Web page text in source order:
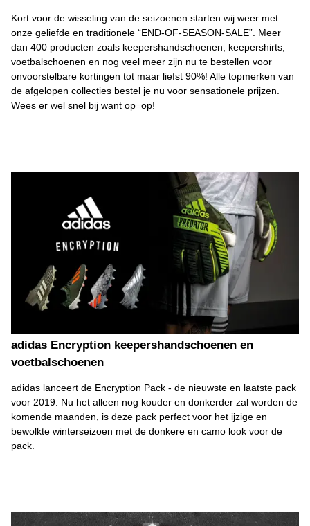
Kort voor de wisseling van de seizoenen starten wij weer met
onze geliefde en traditionele “END-OF-SEASON-SALE”. Meer
dan 400 producten zoals keepershandschoenen, keepershirts,
voetbalschoenen en nog veel meer zijn nu te bestellen voor
onvoorstelbare kortingen tot maar liefst 90%! Alle topmerken van
de afgelopen collecties bestel je nu voor sensationele prijzen.
Wees er wel snel bij want op=op!
adidas Encryption keepershandschoenen en
voetbalschoenen
adidas lanceert de Encryption Pack - de nieuwste en laatste pack
voor 2019. Nu het alleen nog kouder en donkerder zal worden de
komende maanden, is deze pack perfect voor het ijzige en
bewolkte winterseizoen met de donkere en camo look voor de
pack.